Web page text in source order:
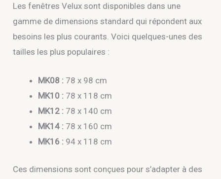
Les fenêtres Velux sont disponibles dans une
gamme de dimensions standard qui répondent aux
besoins les plus courants. Voici quelques-unes des
tailles les plus populaires :
MK08 : 78 x 98 cm
MK10 : 78 x 118 cm
MK12 : 78 x 140 cm
MK14 : 78 x 160 cm
MK16 : 94 x 118 cm
Ces dimensions sont conçues pour s’adapter à des